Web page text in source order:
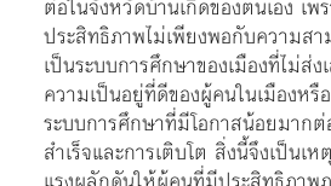
ต่อในจังหวัดบ้านเกิดของตนเอง เพ
ประสิทธิภาพไม่เพียงพอกับความส
เป็นระบบการศึกษาของเมืองที่ไม่ส่
ความเป็นอยู่ที่ดีของผู้คนในเมืองหรื
ระบบการศึกษาที่มีโอกาสน้อยมากต่
สำเร็จและการเติบโต สิ่งนี้จึงเป็นเ